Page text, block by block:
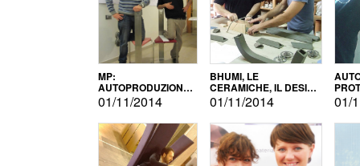
MP:
AUTOPRODUZIONE
E INNOVAZIONE
01/11/2014
BHUMI, LE
CERAMICHE, IL DESIGN
E L'AUTOPRODUZIONE
01/11/2014 01/